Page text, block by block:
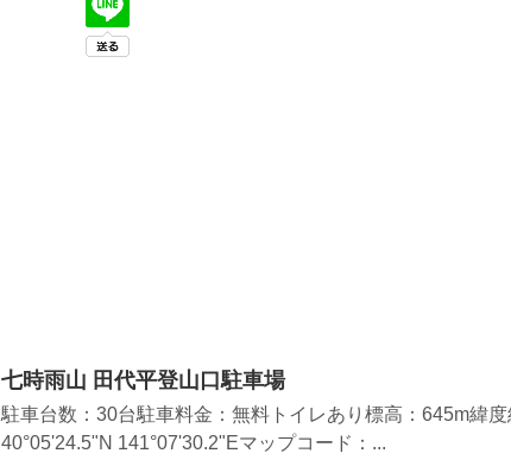
七時雨山 田代平登山口駐車場
駐車台数：30台駐車料金：無料トイレあり標高：645m緯度
40°05'24.5"N 141°07'30.2"Eマップコード：...